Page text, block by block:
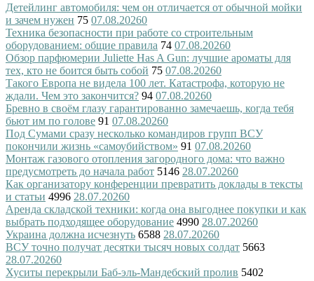
Детейлинг автомобиля: чем он отличается от обычной мойки
и зачем нужен 75 07.08.20260
Техника безопасности при работе со строительным
оборудованием: общие правила 74 07.08.20260
Обзор парфюмерии Juliette Has A Gun: лучшие ароматы для
тех, кто не боится быть собой 75 07.08.20260
Такого Европа не видела 100 лет. Катастрофа, которую не
ждали. Чем это закончится? 94 07.08.20260
Бревно в своём глазу гарантированно замечаешь, когда тебя
бьют им по голове 91 07.08.20260
Под Сумами сразу несколько командиров групп ВСУ
покончили жизнь «самоубийством» 91 07.08.20260
Монтаж газового отопления загородного дома: что важно
предусмотреть до начала работ 5146 28.07.20260
Как организатору конференции превратить доклады в тексты
и статьи 4996 28.07.20260
Аренда складской техники: когда она выгоднее покупки и как
выбрать подходящее оборудование 4990 28.07.20260
Украина должна исчезнуть 6588 28.07.20260
ВСУ точно получат десятки тысяч новых солдат 5663
28.07.20260
Хуситы перекрыли Баб-эль-Мандебский пролив 5402